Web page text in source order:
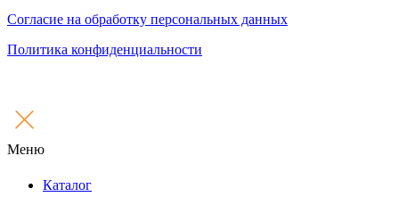
Согласие на обработку персональных данных
Политика конфиденциальности
Меню
Каталог